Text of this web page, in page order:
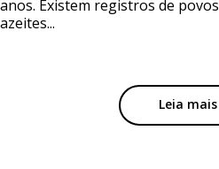
anos. Existem registros de
azeites...
Leia mais